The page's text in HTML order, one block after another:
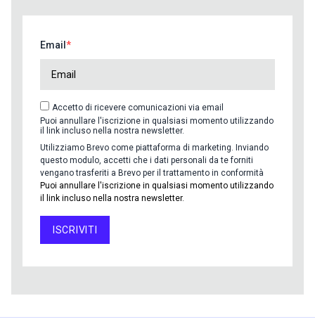
Email
Accetto di ricevere comunicazioni via email
Puoi annullare l'iscrizione in qualsiasi momento utilizzando
il link incluso nella nostra newsletter.
Utilizziamo Brevo come piattaforma di marketing. Inviando
questo modulo, accetti che i dati personali da te forniti
vengano trasferiti a Brevo per il trattamento in conformità
Puoi annullare l'iscrizione in qualsiasi momento utilizzando
il link incluso nella nostra newsletter.
ISCRIVITI